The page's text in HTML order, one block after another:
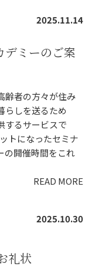
2025.11.14
デミーのご案
齢者の方々が住み
らしを送るため
するサービスで
になったセミナ
の開催時間をこれ
READ MORE
2025.10.30
礼状